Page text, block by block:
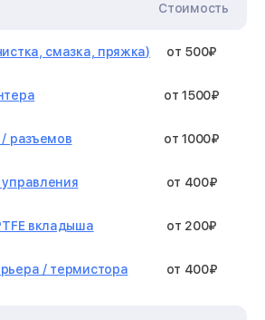
Стоимость
смазка, пряжка) от 500₽
от 1500₽
разъемов от 1000₽
от 400₽
вкладыша от 200₽
/ термистора от 400₽